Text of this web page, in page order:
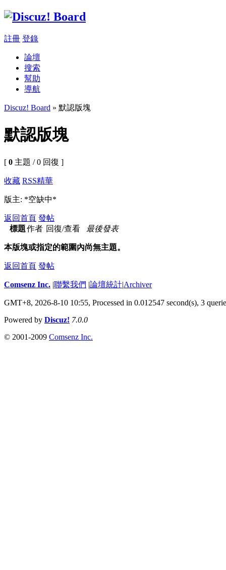
註冊 登錄
論壇
搜索
幫助
導航
Discuz! Board » 默認版塊
默認版塊
[ 0 主題 / 0 回復 ]
收藏 RSS精華
版主: *空缺中*
返回首頁 發帖
標題作者 回復/查看 最後發表
本版塊或指定的範圍內尚無主題。
返回首頁 發帖
Comsenz Inc. |聯繫我們 |論壇統計|Archiver
GMT+8, 2026-8-10 10:55, Processed in 0.012547 second(s), 3
Powered by Discuz! 7.0.0
© 2001-2009 Comsenz Inc.